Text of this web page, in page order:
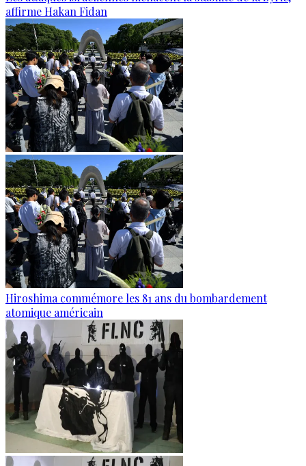
affirme Hakan Fidan
Hiroshima commémore les 81 ans du bombardement
atomique américain